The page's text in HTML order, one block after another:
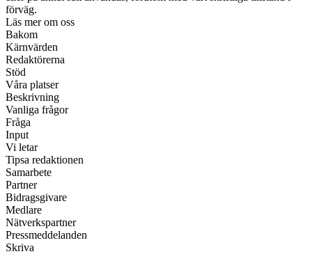
förväg.
Läs mer om oss
Bakom
Kärnvärden
Redaktörerna
Stöd
Våra platser
Beskrivning
Vanliga frågor
Fråga
Input
Vi letar
Tipsa redaktionen
Samarbete
Partner
Bidragsgivare
Medlare
Nätverkspartner
Pressmeddelanden
Skriva